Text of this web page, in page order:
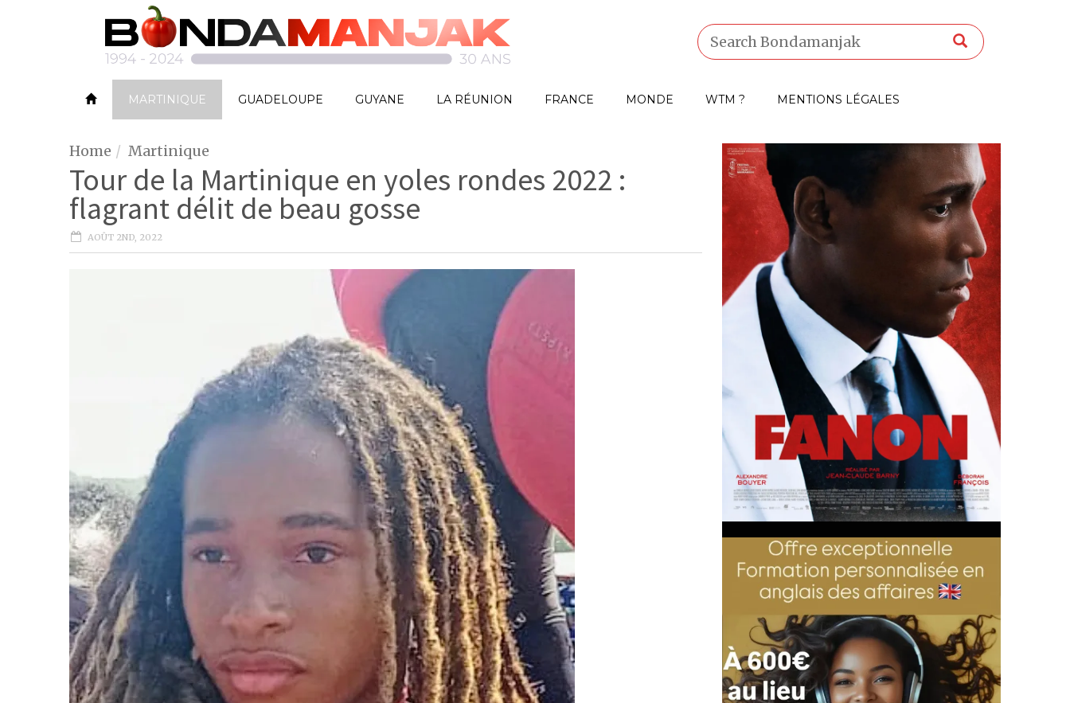
MARTINIQUE GUADELOUPE GUYANE LA RÉUNION FRANCE MONDE WTM ? MENTIONS LÉGALES
Home Martinique
Tour de la Martinique en yoles rondes 2022 :
flagrant délit de beau gosse
AOÛT 2ND, 2022